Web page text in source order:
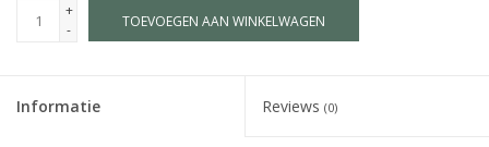
+
-
TOEVOEGEN AAN WINKELWAGEN
Informatie Reviews (0)